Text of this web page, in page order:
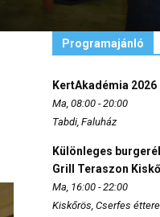
Programajánló
KertAkadémia 2026
Ma, 08:00 - 20:00
Tabdi, Faluház
Különleges
Grill Teraszon
Ma, 16:00 - 22:00
Kiskőrös, Cserfes